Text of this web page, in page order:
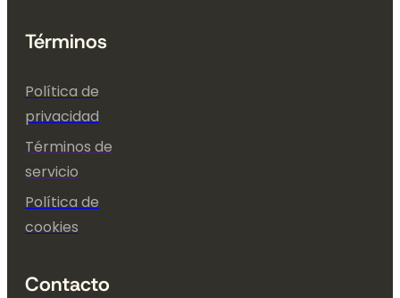
Términos
Política de
privacidad
Términos de
servicio
Política de
cookies
Contacto